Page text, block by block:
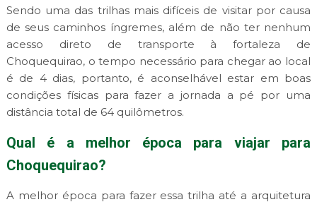
Sendo uma das trilhas mais difíceis de visitar por causa
de seus caminhos íngremes, além de não ter nenhum
acesso direto de transporte à fortaleza de
Choquequirao, o tempo necessário para chegar ao local
é de 4 dias, portanto, é aconselhável estar em boas
condições físicas para fazer a jornada a pé por uma
distância total de 64 quilômetros.
Qual é a melhor época para viajar para
Choquequirao?
A melhor época para fazer essa trilha até a arquitetura